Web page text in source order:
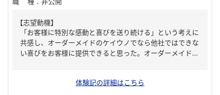
【志望動機】
「お客様に特別な感動と喜びを送り続ける」という考えに
共感し、オーダーメイドのケイウノでなら他社ではできな
い喜びをお客様に提供できると思った。オーダーメイド...
体験記の詳細はこちら